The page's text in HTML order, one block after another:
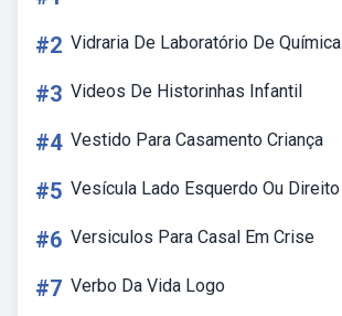
#2 Vidraria De Laboratório De Química
#3 Videos De Historinhas Infantil
#4 Vestido Para Casamento Criança
#5 Vesícula Lado Esquerdo Ou Direito
#6 Versiculos Para Casal Em Crise
#7 Verbo Da Vida Logo